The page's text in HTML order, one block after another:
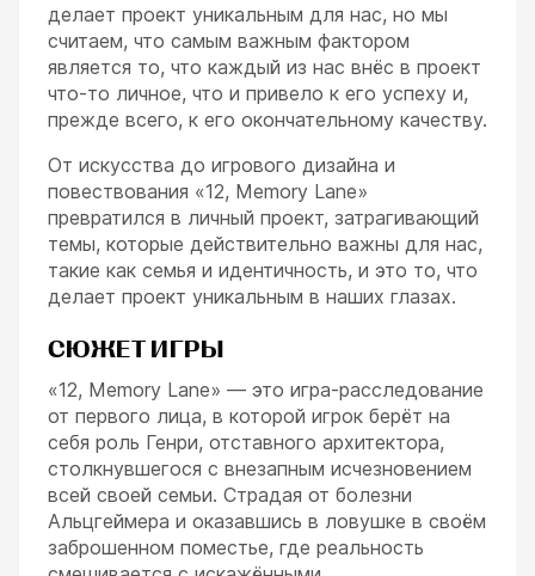
делает проект уникальным для нас, но мы
считаем, что самым важным фактором
является то, что каждый из нас внёс в проект
что-то личное, что и привело к его успеху и,
прежде всего, к его окончательному качеству.
От искусства до игрового дизайна и
повествования «12, Memory Lane»
превратился в личный проект, затрагивающий
темы, которые действительно важны для нас,
такие как семья и идентичность, и это то, что
делает проект уникальным в наших глазах.
СЮЖЕТ ИГРЫ
«12, Memory Lane» — это игра-расследование
от первого лица, в которой игрок берёт на
себя роль Генри, отставного архитектора,
столкнувшегося с внезапным исчезновением
всей своей семьи. Страдая от болезни
Альцгеймера и оказавшись в ловушке в своём
заброшенном поместье, где реальность